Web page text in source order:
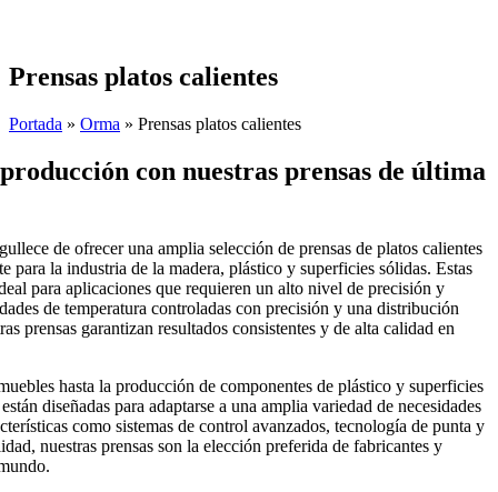
Prensas platos calientes
Portada » Orma » Prensas platos calientes
con nuestras prensas de última
de ofrecer una amplia selección de prensas de platos calientes
para la industria de la madera, plástico y superficies sólidas. Estas
para aplicaciones que requieren un alto nivel de precisión y
de temperatura controladas con precisión y una distribución
prensas garantizan resultados consistentes y de alta calidad en
hasta la producción de componentes de plástico y superficies
diseñadas para adaptarse a una amplia variedad de necesidades
como sistemas de control avanzados, tecnología de punta y
nuestras prensas son la elección preferida de fabricantes y